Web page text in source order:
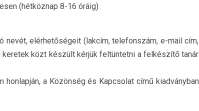
(hétköznap 8-16 óráig)
nevét, elérhetőségeit (lakcím, telefonszám, e-mail cím,
közt készült kérjük feltüntetni a felkészítő tanár
a Közönség és Kapcsolat című kiadványban